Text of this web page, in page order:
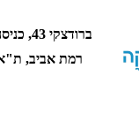
רמת אביב, ת"א